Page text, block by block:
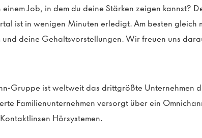
Job, in dem du deine Stärken zeigen kannst?
ist in wenigen Minuten erledigt. Am besten gleich
und deine Gehaltsvorstellungen. Wir freuen uns
Gruppe ist weltweit das drittgrößte Unternehmen
Familienunternehmen versorgt über ein
Hörsystemen.